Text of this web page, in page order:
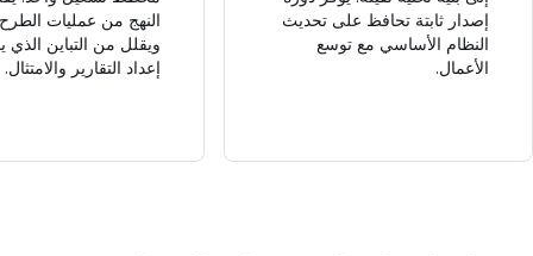
إصدار ثابتة تحافظ على تحديث
النظام الأساسي مع توسع
الأعمال.
النهج من عمليات الطرح
ويقلل من التباين الذي
إعداد التقارير والامتثال.